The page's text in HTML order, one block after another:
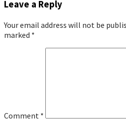
Leave a Reply
Your email address will not be
marked *
Comment *